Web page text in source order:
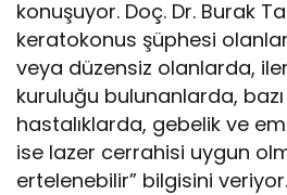
konuşuyor. Doç. Dr. Burak
keratokonus şüphesi
veya düzensiz olanlarda,
kuruluğu bulunanlarda,
hastalıklarda, gebelik ve
ise lazer cerrahisi uygun
ertelenebilir” bilgisini veriyor.